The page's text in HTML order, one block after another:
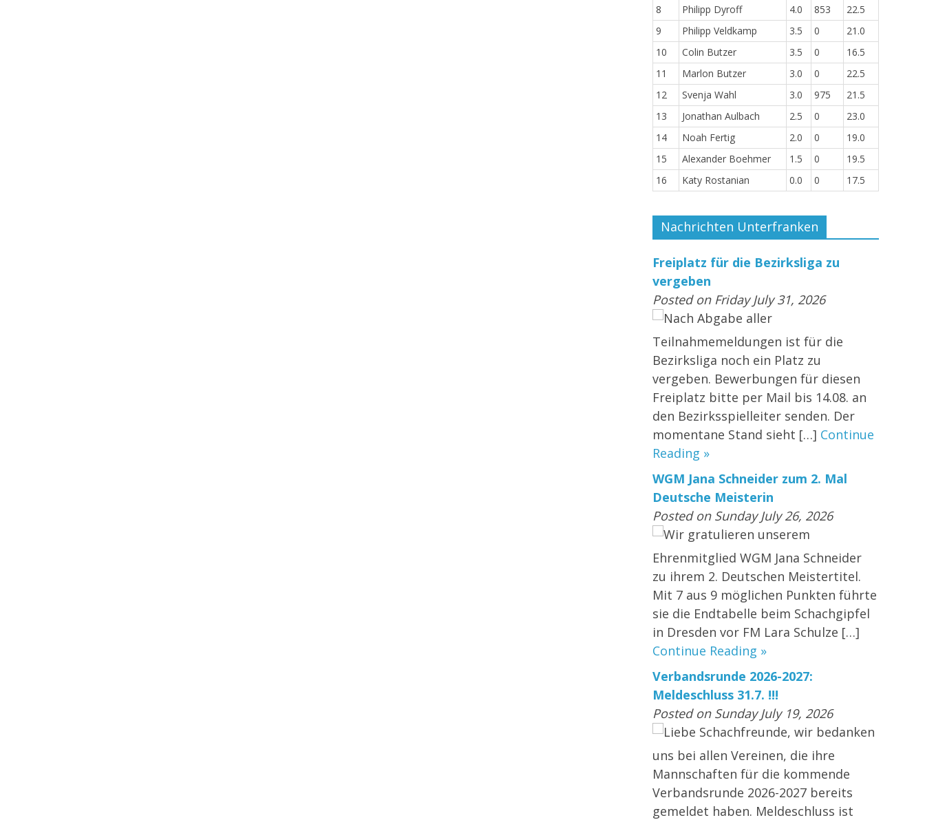
8
Philipp Dyroff 4.0 853
22.5
9
Philipp Veldkamp 3.5 0
21.0
10
Colin Butzer 3.5 0
16.5
11
Marlon Butzer 3.0 0
22.5
12
Svenja Wahl 3.0 975
21.5
13
Jonathan Aulbach 2.5 0
23.0
14
Noah Fertig 2.0 0
19.0
15
Alexander Boehmer 1.5 0
19.5
16
Katy Rostanian 0.0 0 17.5
Nachrichten Unterfranken
Freiplatz für die Bezirksliga zu
vergeben
Posted on Friday July 31, 2026
Nach Abgabe aller
Teilnahmemeldungen ist für die
Bezirksliga noch ein Platz zu
vergeben. Bewerbungen für diesen
Freiplatz bitte per Mail bis 14.08. an
den Bezirksspielleiter senden. Der
momentane Stand sieht […] Continue
Reading »
WGM Jana Schneider zum 2. Mal
Deutsche Meisterin
Posted on Sunday July 26, 2026
Wir gratulieren unserem
Ehrenmitglied WGM Jana Schneider
zu ihrem 2. Deutschen Meistertitel.
Mit 7 aus 9 möglichen Punkten führte
sie die Endtabelle beim Schachgipfel
in Dresden vor FM Lara Schulze […]
Continue Reading »
Verbandsrunde 2026-2027:
Meldeschluss 31.7. !!!
Posted on Sunday July 19, 2026
Liebe Schachfreunde, wir bedanken
uns bei allen Vereinen, die ihre
Mannschaften für die kommende
Verbandsrunde 2026-2027 bereits
gemeldet haben. Meldeschluss ist